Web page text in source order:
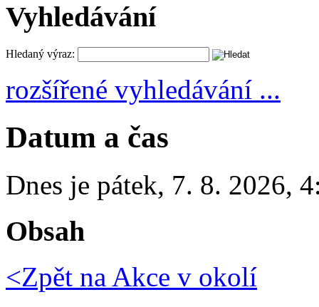
Vyhledávání
Hledaný výraz:
rozšířené vyhledávání ...
Datum a čas
Dnes je pátek, 7. 8. 2026,
Obsah
<Zpět na Akce v okolí